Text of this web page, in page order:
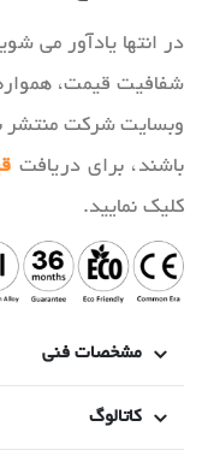
در انتها یادآور می
شفافیت قیمت،
وبسایت شرکت منتشر
باشند، برای دریافت
کلیک نمایید.
مشخصات فنی
کاتالوگ